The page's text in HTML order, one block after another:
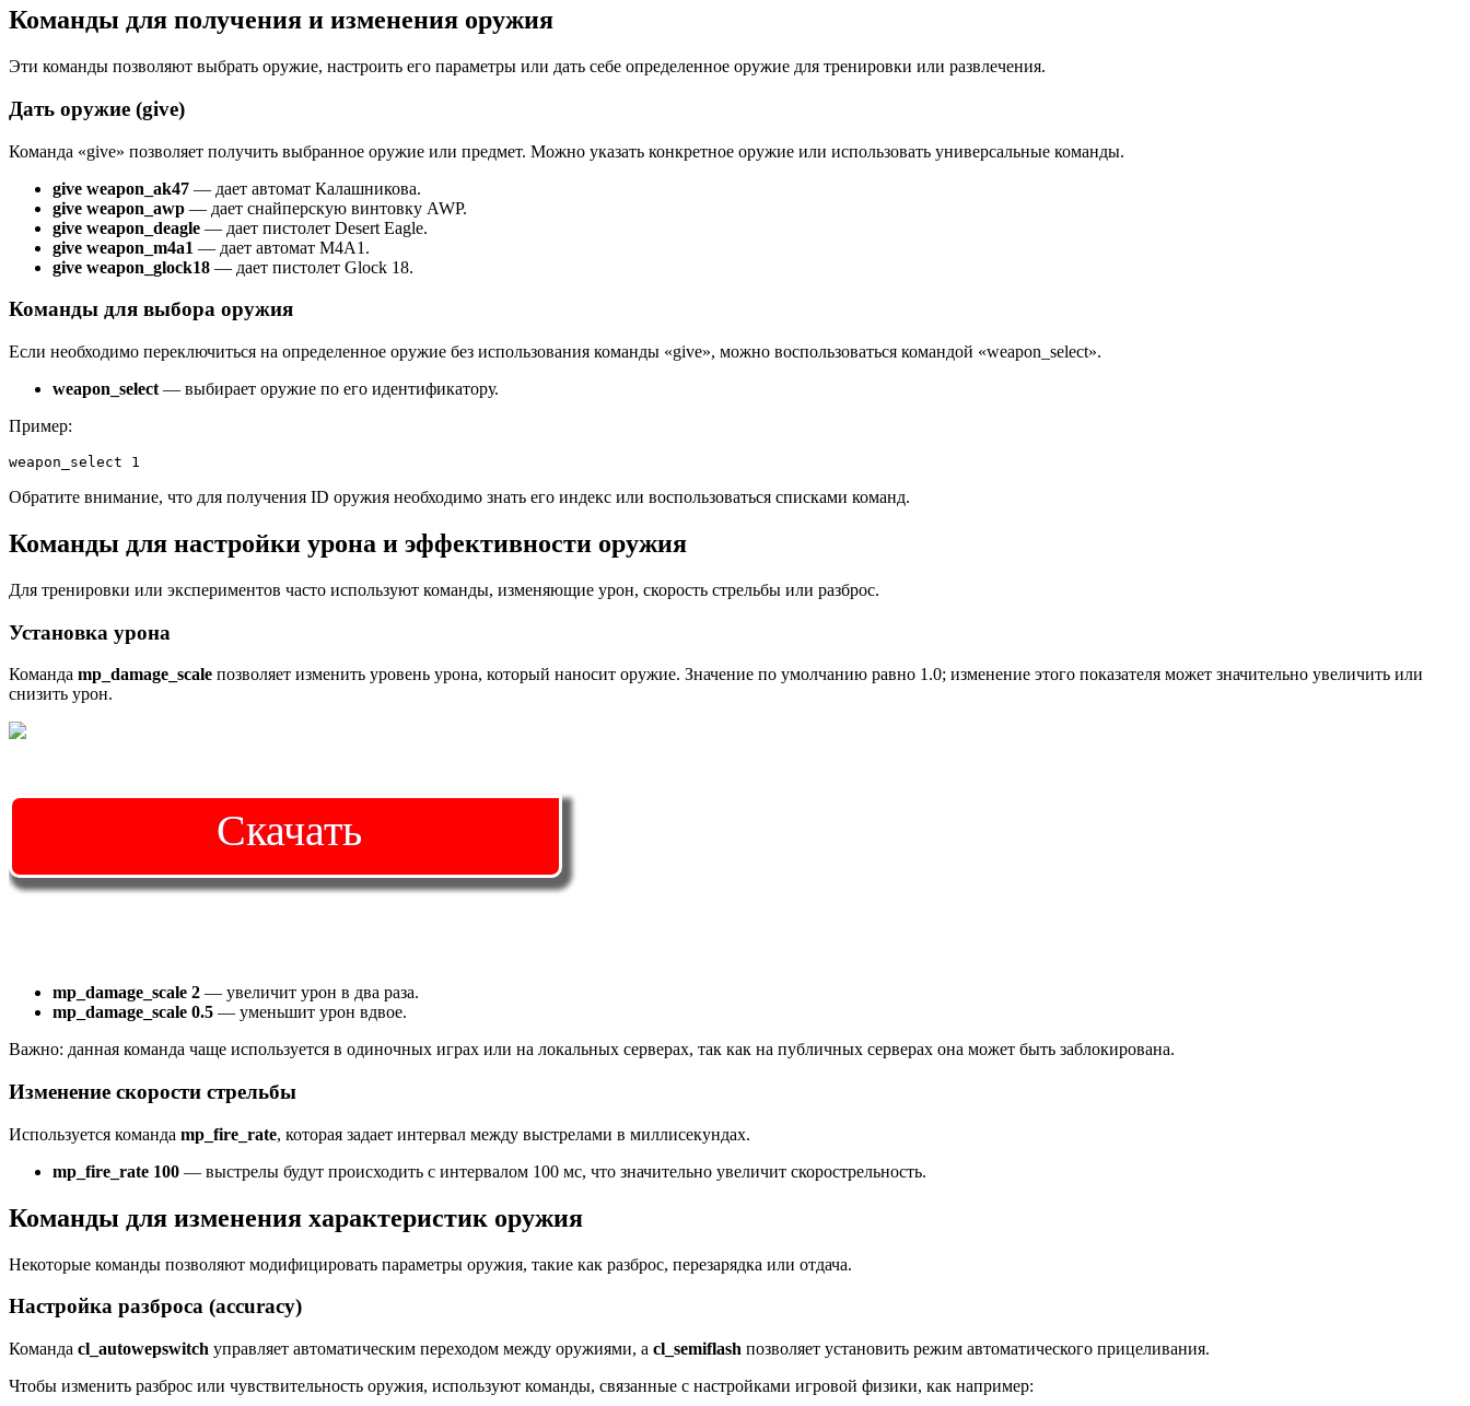
Команды для получения и изменения оружия
Эти команды позволяют выбрать оружие, настроить его параметры или дать себе определенное оружие для тренировки или развлечения.
Дать оружие (give)
Команда «give» позволяет получить выбранное оружие или предмет. Можно указать конкретное оружие или использовать универсальные команды.
give weapon_ak47 — дает автомат Калашникова.
give weapon_awp — дает снайперскую винтовку AWP.
give weapon_deagle — дает пистолет Desert Eagle.
give weapon_m4a1 — дает автомат M4A1.
give weapon_glock18 — дает пистолет Glock 18.
Команды для выбора оружия
Если необходимо переключиться на определенное оружие без использования команды «give», можно воспользоваться командой «weapon_select».
weapon_select — выбирает оружие по его идентификатору.
Пример:
weapon_select 1
Обратите внимание, что для получения ID оружия необходимо знать его индекс или воспользоваться списками команд.
Команды для настройки урона и эффективности оружия
Для тренировки или экспериментов часто используют команды, изменяющие урон, скорость стрельбы или разброс.
Установка урона
Команда mp_damage_scale позволяет изменить уровень урона, который наносит оружие. Значение по умолчанию равно 1.0; изменение этого показателя может значительно увеличить или
снизить урон.
Скачать
mp_damage_scale 2 — увеличит урон в два раза.
mp_damage_scale 0.5 — уменьшит урон вдвое.
Важно: данная команда чаще используется в одиночных играх или на локальных серверах, так как на публичных серверах она может быть заблокирована.
Изменение скорости стрельбы
Используется команда mp_fire_rate, которая задает интервал между выстрелами в миллисекундах.
mp_fire_rate 100 — выстрелы будут происходить с интервалом 100 мс, что значительно увеличит скорострельность.
Команды для изменения характеристик оружия
Некоторые команды позволяют модифицировать параметры оружия, такие как разброс, перезарядка или отдача.
Настройка разброса (accuracy)
Команда cl_autowepswitch управляет автоматическим переходом между оружиями, а cl_semiflash позволяет установить режим автоматического прицеливания.
Чтобы изменить разброс или чувствительность оружия, используют команды, связанные с настройками игровой физики, как например: